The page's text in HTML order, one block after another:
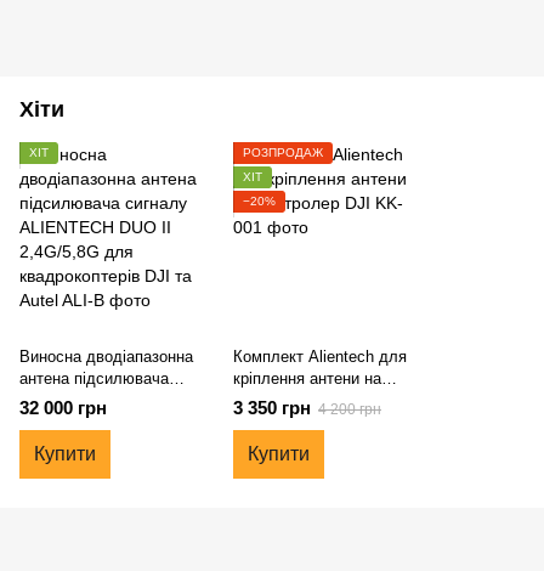
Хіти
ХІТ
Виносна дводіапазонна
антена підсилювача
сигналу ALIENTECH DUO
II 2,4G/5,8G для
квадрокоптерів DJI та
Autel
32 000 грн
Купити
РОЗПРОДАЖ
ХІТ
−20%
Комплект Alientech для
кріплення антени на
контролер DJI
3 350 грн 4 200 грн
Купити